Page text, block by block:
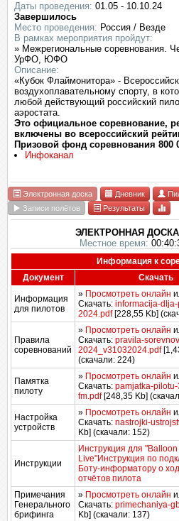
Даты проведения: 01.05 - 10.10.24
Завершилось
Место проведения: Россия / Везде
В рамках мероприятия пройдут:
» Межрегиональные
УрФО, ЮФО
Описание:
«Кубок Флаймонитора» -
воздухоплавательному спорту, в
любой действующий российский
аэростата.
Это официальное соревнование,
включены во всероссийский
Призовой фонд соревнования 800
Инфоканал
Электронная доска Дневник
Записи полётов
Результаты
ЭЛЕКТРОННАЯ
Местное время:
Информация к
Документ
Скачать
Информация
для пилотов
» Просмотреть онлайн
Скачать: informacija-
2024.pdf[228,55 Kb]
Правила
соревнований
» Просмотреть онлайн
Скачать: pravila-
2024_v31032024.pdf
(cкачали: 224)
Памятка
пилоту
» Просмотреть онлайн
Скачать: pamjatka-
fm.pdf[248,35 Kb]
Настройка
устройств
» Просмотреть онлайн
Скачать: nastrojki-
Kb] (cкачали: 152)
Инструкции
Инструкция для "Balloon
Live"Инструкция по
Боту-информатору о
отчётов пилота
Примечания
Генерального
брифинга
» Просмотреть онлайн
Скачать: primechaniya-
Kb] (cкачали: 137)